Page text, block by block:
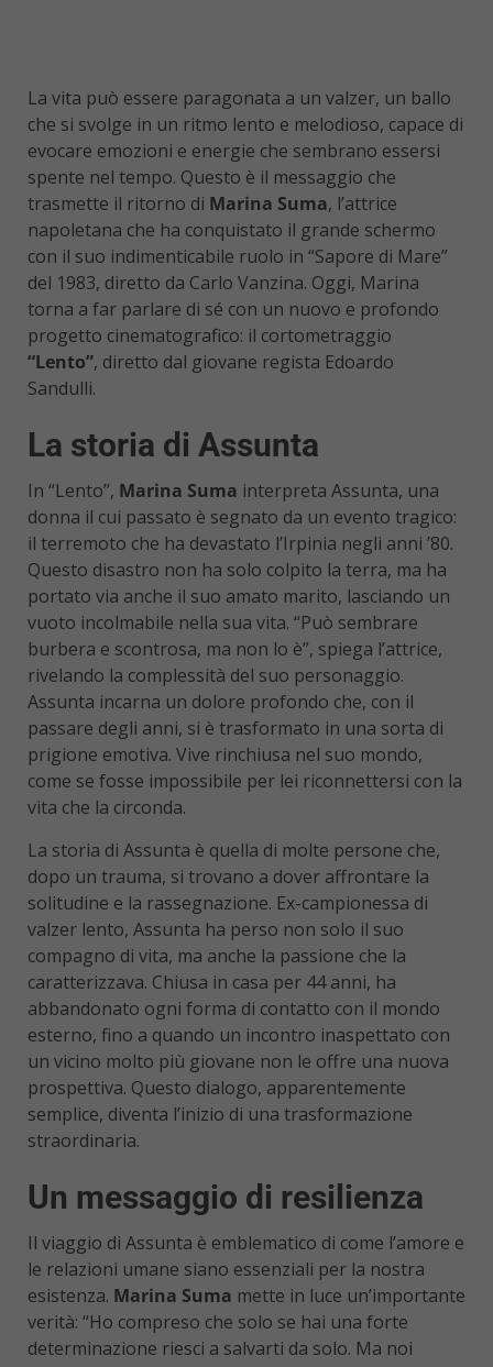
La vita può essere paragonata a un valzer, un ballo
che si svolge in un ritmo lento e melodioso, capace di
evocare emozioni e energie che sembrano essersi
spente nel tempo. Questo è il messaggio che
trasmette il ritorno di Marina Suma, l’attrice
napoletana che ha conquistato il grande schermo
con il suo indimenticabile ruolo in “Sapore di Mare”
del 1983, diretto da Carlo Vanzina. Oggi, Marina
torna a far parlare di sé con un nuovo e profondo
progetto cinematografico: il cortometraggio
“Lento”, diretto dal giovane regista Edoardo
Sandulli.
La storia di Assunta
In “Lento”, Marina Suma interpreta Assunta, una
donna il cui passato è segnato da un evento tragico:
il terremoto che ha devastato l’Irpinia negli anni ’80.
Questo disastro non ha solo colpito la terra, ma ha
portato via anche il suo amato marito, lasciando un
vuoto incolmabile nella sua vita. “Può sembrare
burbera e scontrosa, ma non lo è”, spiega l’attrice,
rivelando la complessità del suo personaggio.
Assunta incarna un dolore profondo che, con il
passare degli anni, si è trasformato in una sorta di
prigione emotiva. Vive rinchiusa nel suo mondo,
come se fosse impossibile per lei riconnettersi con la
vita che la circonda.
La storia di Assunta è quella di molte persone che,
dopo un trauma, si trovano a dover affrontare la
solitudine e la rassegnazione. Ex-campionessa di
valzer lento, Assunta ha perso non solo il suo
compagno di vita, ma anche la passione che la
caratterizzava. Chiusa in casa per 44 anni, ha
abbandonato ogni forma di contatto con il mondo
esterno, fino a quando un incontro inaspettato con
un vicino molto più giovane non le offre una nuova
prospettiva. Questo dialogo, apparentemente
semplice, diventa l’inizio di una trasformazione
straordinaria.
Un messaggio di resilienza
Il viaggio di Assunta è emblematico di come l’amore e
le relazioni umane siano essenziali per la nostra
esistenza. Marina Suma mette in luce un’importante
verità: “Ho compreso che solo se hai una forte
determinazione riesci a salvarti da solo. Ma noi